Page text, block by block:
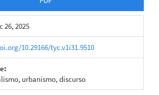
26, 2025
10.29166/tyc.v1i31.9510
urbanismo, discurso